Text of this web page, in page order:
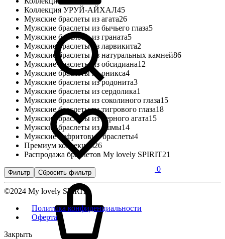
0
Коллекция УРУЙ-АЙХАЛ45
Мужские браслеты из агата26
Мужские браслеты из бычьего глаза5
Мужские браслеты из граната5
Мужские браслеты из ларвикита2
Мужские браслеты из натуральных камней86
Мужские браслеты из обсидиана12
Мужские браслеты из оникса4
Мужские браслеты из родонита3
Мужские браслеты из сердолика1
Мужские браслеты из соколиного глаза15
Мужские браслеты из тигрового глаза18
Мужские браслеты из черного агата15
Мужские браслеты из яшмы14
Мужские нефритовые браслеты4
Премиум коллекция26
Распродажа браслетов My lovely SPIRIT21
Фильтр Сбросить фильтр
©2024 My lovely SPIRIT
Политика конфиденциальности
Оферта
Закрыть